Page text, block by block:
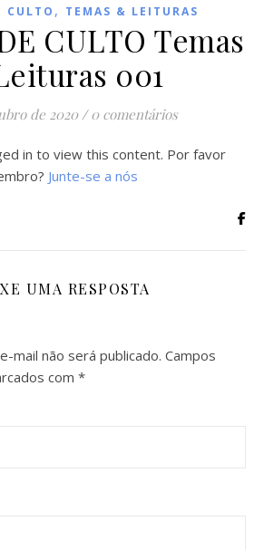
CULTO , TEMAS & LEITURAS
CULTO Temas
001
de 2020 / 0 comentários
in to view this content. Por favor
Junte-se a nós
UMA RESPOSTA
mail não será publicado. Campos
com *